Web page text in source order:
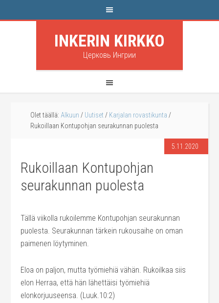
INKERIN KIRKKO
Церковь Ингрии
Olet täällä: Alkuun / Uutiset / Karjalan rovastikunta /
Rukoillaan Kontupohjan seurakunnan puolesta
5.11.2020
Rukoillaan Kontupohjan
seurakunnan puolesta
Tällä viikolla rukoilemme Kontupohjan seurakunnan
puolesta. Seurakunnan tärkein rukousaihe on oman
paimenen löytyminen.
Eloa on paljon, mutta työmiehiä vähän. Rukoilkaa siis
elon Herraa, että hän lähettäisi työmiehiä
elonkorjuuseensa. (Luuk.10:2)